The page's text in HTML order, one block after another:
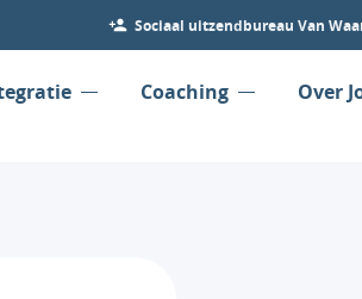
Sociaal uitzendbureau Van
Coaching Over